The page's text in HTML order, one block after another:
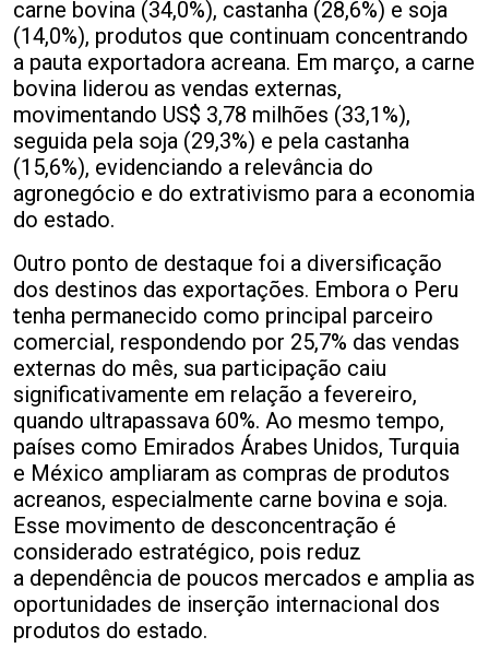
carne bovina (34,0%), castanha (28,6%) e soja
(14,0%), produtos que continuam concentrando
a pauta exportadora acreana. Em março, a carne
bovina liderou as vendas externas,
movimentando US$ 3,78 milhões (33,1%),
seguida pela soja (29,3%) e pela castanha
(15,6%), evidenciando a relevância do
agronegócio e do extrativismo para a economia
do estado.
Outro ponto de destaque foi a diversificação
dos destinos das exportações. Embora o Peru
tenha permanecido como principal parceiro
comercial, respondendo por 25,7% das vendas
externas do mês, sua participação caiu
significativamente em relação a fevereiro,
quando ultrapassava 60%. Ao mesmo tempo,
países como Emirados Árabes Unidos, Turquia
e México ampliaram as compras de produtos
acreanos, especialmente carne bovina e soja.
Esse movimento de desconcentração é
considerado estratégico, pois reduz
a dependência de poucos mercados e amplia as
oportunidades de inserção internacional dos
produtos do estado.